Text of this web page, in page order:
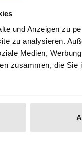
und Anzeigen zu
zu analysieren.
Medien,
zusammen, die
Delivery cost notice
data
is alive. This
admissibility of